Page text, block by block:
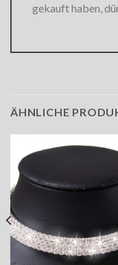
gekauft haben,
ÄHNLICHE